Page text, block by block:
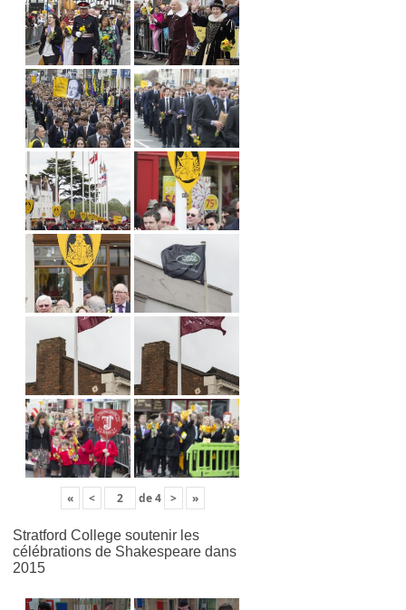
« < de4 > »
Stratford College soutenir les
célébrations de Shakespeare dans
2015